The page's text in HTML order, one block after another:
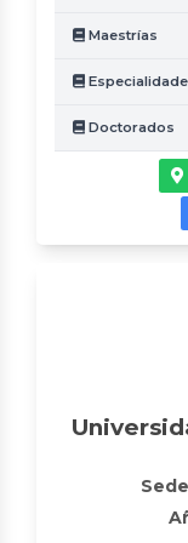
Maestrías
Doctorados